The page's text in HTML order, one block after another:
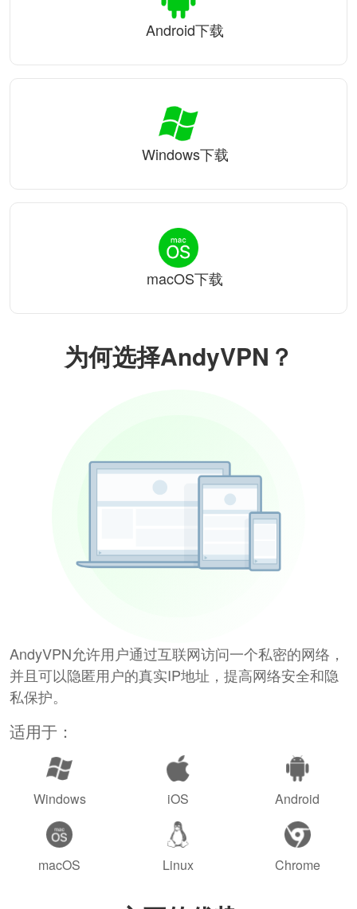
为何选择AndyVPN？
AndyVPN允许用户通过互联网访问一个私密的网络，
并且可以隐匿用户的真实IP地址，提高网络安全和隐
私保护。
适用于：
Windows iOS Android
macOS Linux Chrome
Android下载
Windows下载
macOS下载